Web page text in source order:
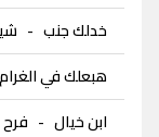
خدلك جنب -
هبعلك في
ابن خيال -